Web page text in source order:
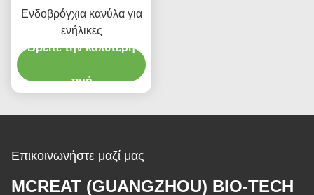
Ενδοβρόγχια κανύλα για
ενήλικες
Βρείτε την καλύτερη
τιμή
Επικοινωνήστε μαζί μας
MCREAT (GUANGZHOU) BIO-TECH